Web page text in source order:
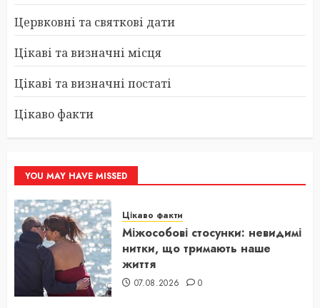
Цервковні та святкові дати
Цікаві та визначні місця
Цікаві та визначні постаті
Цікаво факти
YOU MAY HAVE MISSED
Цікаво факти
Міжособові стосунки: невидимі
нитки, що тримають наше
життя
07.08.2026 0